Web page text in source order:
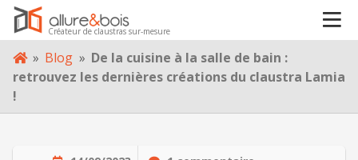
Skip
content
Créateur de claustras sur-mesure
» Blog » De la cuisine à la salle de bain :
retrouvez les dernières créations du claustra Lamia
!
VOTRE PROJET
À PROPOS
BLOG